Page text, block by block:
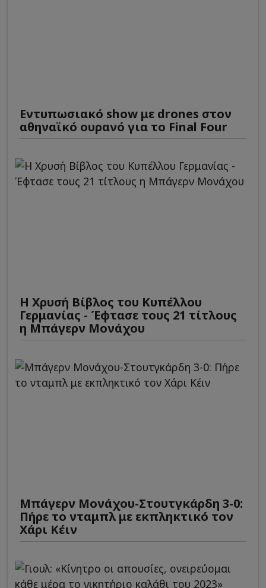
Εντυπωσιακό show με drones στον
αθηναϊκό ουρανό για το Final Four
Η Χρυσή Βίβλος του Κυπέλλου
Γερμανίας - Έφτασε τους 21 τίτλους
η Μπάγερν Μονάχου
Μπάγερν Μονάχου-Στουτγκάρδη 3-0:
Πήρε το νταμπλ με εκπληκτικό τον
Χάρι Κέιν